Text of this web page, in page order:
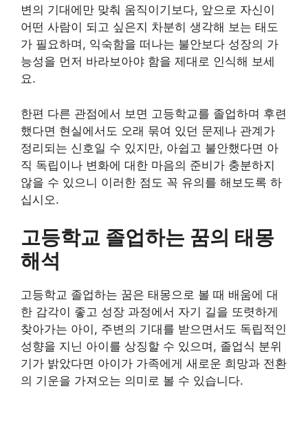
변의 기대에만 맞춰 움직이기보다, 앞으로 자신이
어떤 사람이 되고 싶은지 차분히 생각해 보는 태도
가 필요하며, 익숙함을 떠나는 불안보다 성장의 가
능성을 먼저 바라보아야 함을 제대로 인식해 보세
요.
한편 다른 관점에서 보면 고등학교를 졸업하며 후련
했다면 현실에서도 오래 묶여 있던 문제나 관계가
정리되는 신호일 수 있지만, 아쉽고 불안했다면 아
직 독립이나 변화에 대한 마음의 준비가 충분하지
않을 수 있으니 이러한 점도 꼭 유의를 해보도록 하
십시오.
고등학교 졸업하는 꿈의 태몽
해석
고등학교 졸업하는 꿈은 태몽으로 볼 때 배움에 대
한 감각이 좋고 성장 과정에서 자기 길을 또렷하게
찾아가는 아이, 주변의 기대를 받으면서도 독립적인
성향을 지닌 아이를 상징할 수 있으며, 졸업식 분위
기가 밝았다면 아이가 가족에게 새로운 희망과 전환
의 기운을 가져오는 의미로 볼 수 있습니다.